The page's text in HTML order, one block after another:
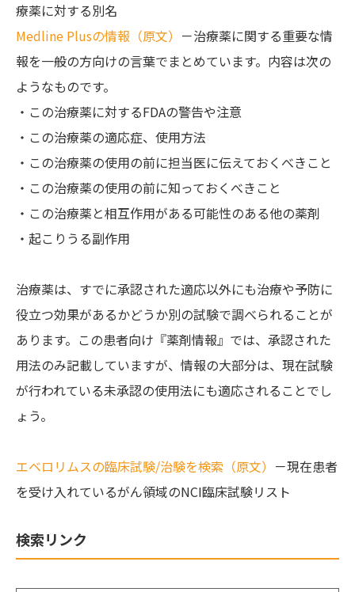
療薬に対する別名
Medline Plusの情報（原文） －治療薬に関する重要な情
報を一般の方向けの言葉でまとめています。内容は次の
ようなものです。
・この治療薬に対するFDAの警告や注意
・この治療薬の適応症、使用方法
・この治療薬の使用の前に担当医に伝えておくべきこと
・この治療薬の使用の前に知っておくべきこと
・この治療薬と相互作用がある可能性のある他の薬剤
・起こりうる副作用
治療薬は、すでに承認された適応以外にも治療や予防に
役立つ効果があるかどうか別の試験で調べられることが
あります。この患者向け『薬剤情報』では、承認された
用法のみ記載していますが、情報の大部分は、現在試験
が行われている未承認の使用法にも適応されることでし
ょう。
エベロリムスの臨床試験/治験を検索（原文） －現在患者
を受け入れているがん領域のNCI臨床試験リスト
検索リンク